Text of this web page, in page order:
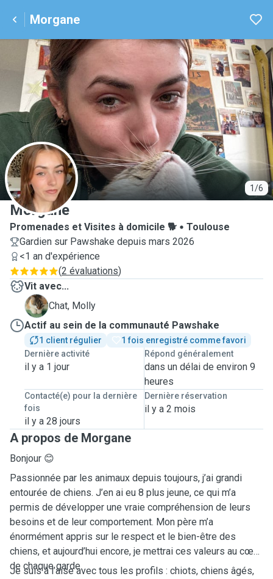
Morgane
1/6
M
Morgane
Promenades et Visites à domicile 🐕
Toulouse
Gardien sur Pawshake depuis mars 2026
<1 an d'expérience
(2 évaluations)
Vit avec...
M
Chat, Molly
Actif au sein de la communauté Pawshake
1 client régulier
1 fois enregistré comme favori
Dernière activité
il y a 1 jour
Répond généralement
dans un délai de environ 9
heures
Contacté(e) pour la dernière
fois
il y a 28 jours
Dernière réservation
il y a 2 mois
A propos de Morgane
Bonjour 😊
Passionnée par les animaux depuis toujours, j’ai grandi
entourée de chiens. J’en ai eu 8 plus jeune, ce qui m’a
permis de développer une vraie compréhension de leurs
besoins et de leur comportement. Mon père m’a
énormément appris sur le respect et le bien-être des
chiens, et aujourd’hui encore, je mettrai ces valeurs au cœur
de chaque garde.
Je suis à l’aise avec tous les profils : chiots, chiens âgés,